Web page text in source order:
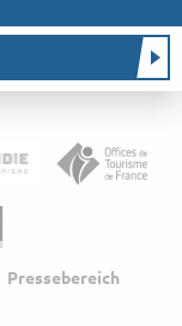
Pressebereich